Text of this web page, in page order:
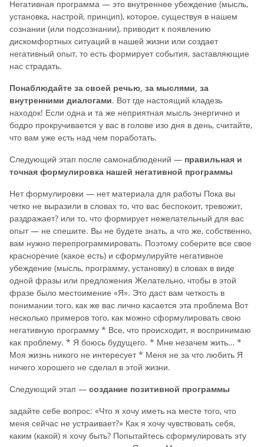
Негативная программа — это внутреннее убеждение (мысль,
установка, настрой, принцип), которое, существуя в нашем
сознании (или подсознании), приводит к появлению
дискомфортных ситуаций в нашей жизни или создает
негативный опыт, то есть формирует события, заставляющие
нас страдать.
Понаблюдайте за своей речью, за мыслями, за
внутренними диалогами. Вот где настоящий кладезь
находок! Если одна и та же неприятная мысль энергично и
бодро прокручивается у вас в голове изо дня в день, считайте,
что вам уже есть над чем поработать.
Следующий этап после самонаблюдений — правильная и
точная формулировка нашей негативной программы
Нет формулировки — нет материала для работы Пока вы
четко не выразили в словах то, что вас беспокоит, тревожит,
раздражает? или то, что формирует нежелательный для вас
опыт — не спешите. Вы не будете знать, а что же, собственно,
вам нужно перепрограммировать. Поэтому соберите все свое
красноречие (какое есть) и сформулируйте негативное
убеждение (мысль, программу, установку) в словах в виде
одной фразы или предложения Желательно, чтобы в этой
фразе было местоимение «Я». Это даст вам четкость в
понимании того, как же вас лично касается эта проблема Вот
несколько примеров того, как можно сформулировать свою
негативную программу * Все, что происходит, я воспринимаю
как проблему. * Я боюсь будущего. * Мне незачем жить… *
Моя жизнь никого не интересует * Меня не за что любить Я
ничего хорошего не сделал в этой жизни.
Следующий этап — создание позитивной программы
задайте себе вопрос: «Что я хочу иметь на месте того, что
меня сейчас не устраивает?» Как я хочу чувствовать себя,
каким (какой) я хочу быть? Попытайтесь сформулировать эту